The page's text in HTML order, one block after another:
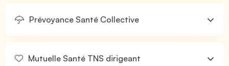
Prévoyance Santé Collective
Mutuelle Santé TNS dirigeant